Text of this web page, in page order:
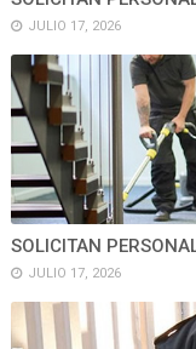
JULIO 17, 2026
SOLICITAN
JULIO 17, 2026